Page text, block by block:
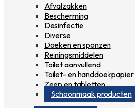
Afvalzakken
Bescherming
Desinfectie
Diverse
Doeken en sponzen
Reiningsmiddelen
Toilet aanvullend
Toilet- en handdoekpapier
Zeep en tabletten
Schoonmaak producten